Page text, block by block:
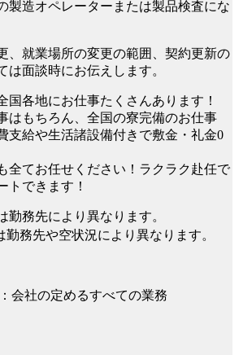
製造オペレーターまたは製品検査にな
、就業場所の変更の範囲、契約更新の
は面談時にお伝えします。
各地にお仕事たくさんあります！
はもちろん、全国の寮完備のお仕事
支給や生活諸設備付きで敷金・礼金0
全てお任せください！ラクラク赴任で
トできます！
勤務先により異なります。
務先や空状況により異なります。
会社の定めるすべての業務